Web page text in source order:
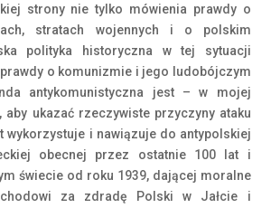
strony nie tylko mówienia prawdy o
stratach wojennych i o polskim
polityka historyczna w tej sytuacji
o komunizmie i jego ludobójczym
antykomunistyczna jest – w mojej
ukazać rzeczywiste przyczyny ataku
wykorzystuje i nawiązuje do antypolskiej
obecnej przez ostatnie 100 lat i
świecie od roku 1939, dającej moralne
za zdradę Polski w Jałcie i